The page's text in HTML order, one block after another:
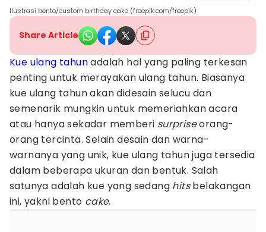
Ilustrasi bento/custom birthday cake (freepik.com/freepik)
Share Article
Kue ulang tahunadalah hal yang paling terkesan
penting untuk merayakan ulang tahun. Biasanya
kue ulang tahun akan didesain selucu dan
semenarik mungkin untuk memeriahkan acara
atau hanya sekadar memberi surpriseorang-
orang tercinta. Selain desain dan warna-
warnanya yang unik, kue ulang tahun juga tersedia
dalam beberapa ukuran dan bentuk. Salah
satunya adalah kue yang sedang hitsbelakangan
ini, yakni bento cake.